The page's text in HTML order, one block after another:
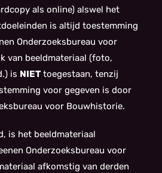
als online) alswel het
is altijd toestemming
Onderzoeksbureau voor
van beeldmateriaal (foto,
is NIETtoegestaan, tenzij
voor gegeven is door
voor Bouwhistorie.
is het beeldmateriaal
Onderzoeksbureau voor
afkomstig van derden